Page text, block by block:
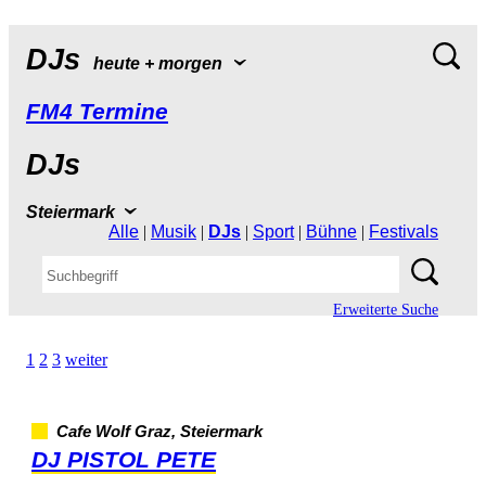
DJs heute+morgen
FM4Termine
DJs
Steiermark
Alle | Musik | DJs | Sport| Bühne | Festivals
ErweiterteSuche
1 2 3 weiter
CafeWolfGraz,Steiermark
DJPISTOLPETE